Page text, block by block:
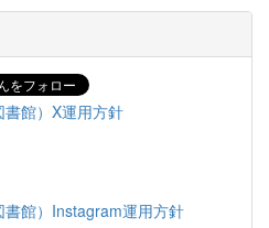
館）X運用方針
館）Instagram運用方針